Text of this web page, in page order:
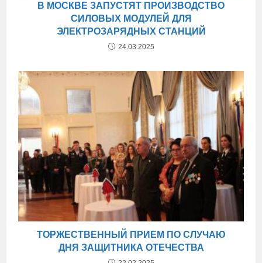
В МОСКВЕ ЗАПУСТЯТ ПРОИЗВОДСТВО
СИЛОВЫХ МОДУЛЕЙ ДЛЯ
ЭЛЕКТРОЗАРЯДНЫХ СТАНЦИЙ
24.03.2025
ТОРЖЕСТВЕННЫЙ ПРИЕМ ПО СЛУЧАЮ
ДНЯ ЗАЩИТНИКА ОТЕЧЕСТВА